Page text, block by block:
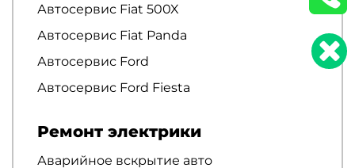
Автосервис Fiat 500X
Автосервис Fiat Panda
Автосервис Ford
Автосервис Ford Fiesta
Ремонт электрики
Аварийное вскрытие авто